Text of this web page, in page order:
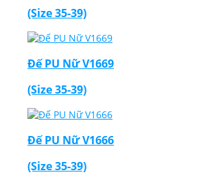
(Size 35-39)
Đế PU Nữ V1669
(Size 35-39)
Đế PU Nữ V1666
(Size 35-39)